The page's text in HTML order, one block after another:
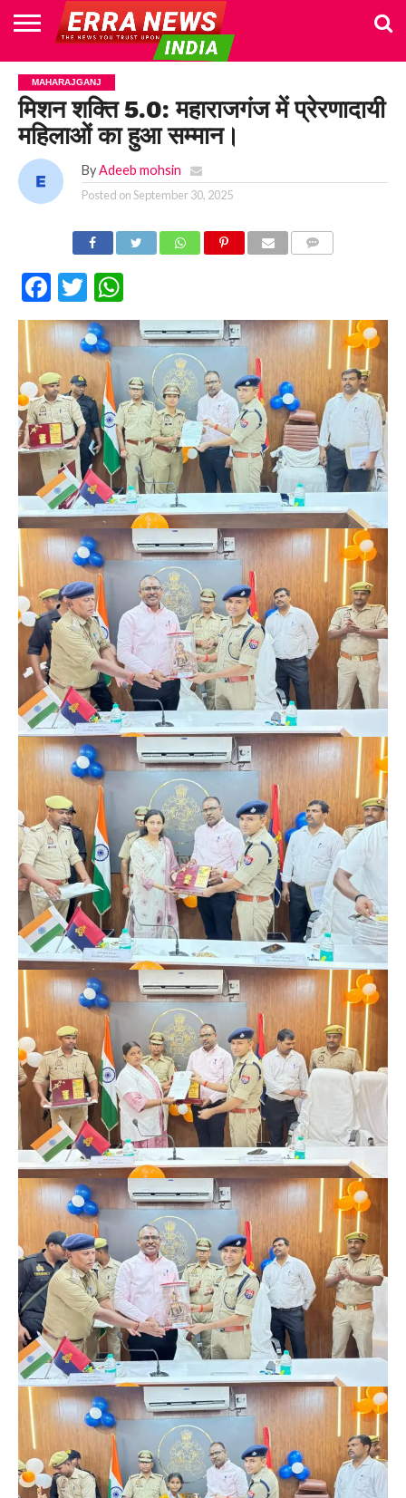
HOME
POLITICS
NEWS
BUSINESS
CULTURE
NATIONAL
SPORTS
LIFESTYLE
TRAVEL
OPINION
BREAKING
NEWS
ENTERTAINMENT
WORLD
CRIME
JOIN
US
MAHARAJGANJ
मिशन शक्ति 5.0: महाराजगंज में प्रेरणादायी
महिलाओं का हुआ सम्मान।
By Adeeb mohsin
Posted onSeptember 30, 2025
Facebook
Twitter
WhatsApp